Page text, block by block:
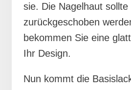
sie. Die Nagelhaut sollte
zurückgeschoben
bekommen Sie eine
Ihr Design.
Nun kommt die